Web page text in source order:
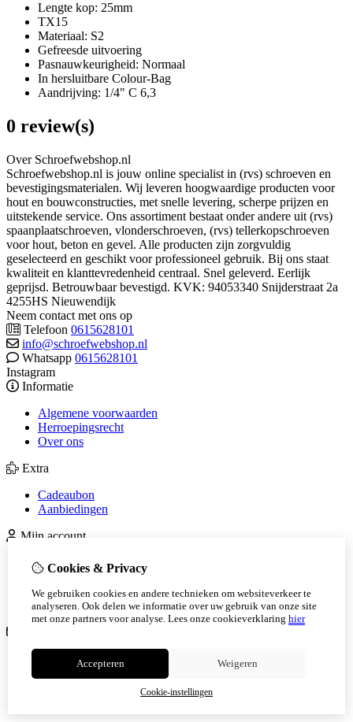
Lengte kop: 25mm
TX15
Materiaal: S2
Gefreesde uitvoering
Pasnauwkeurigheid: Normaal
In hersluitbare Colour-Bag
Aandrijving: 1/4" C 6,3
0 review(s)
Over Schroefwebshop.nl
Schroefwebshop.nl is jouw online specialist in (rvs) schroeven en
bevestigingsmaterialen. Wij leveren hoogwaardige producten voor
hout en bouwconstructies, met snelle levering, scherpe prijzen en
uitstekende service. Ons assortiment bestaat onder andere uit (rvs)
spaanplaatschroeven, vlonderschroeven, (rvs) tellerkopschroeven
voor hout, beton en gevel. Alle producten zijn zorgvuldig
geselecteerd en geschikt voor professioneel gebruik. Bij ons staat
kwaliteit en klanttevredenheid centraal. Snel geleverd. Eerlijk
geprijsd. Betrouwbaar bevestigd. KVK: 94053340 Snijderstraat 2a
4255HS Nieuwendijk
Neem contact met ons op
Telefoon 0615628101
info@schroefwebshop.nl
Whatsapp 0615628101
Instagram
Informatie
Algemene voorwaarden
Herroepingsrecht
Over ons
Extra
Cadeaubon
Aanbiedingen
Mijn account
Inloggen
Bestelhistorie
Verlanglijst
Nieuwsbrief
Retourneren
Cookies & Privacy
We gebruiken cookies en andere technieken om websiteverkeer te
analyseren. Ook delen we informatie over uw gebruik van onze site
met onze partners voor analyse. Lees onze cookieverklaring hier
Accepteren Weigeren
Cookie-instellingen